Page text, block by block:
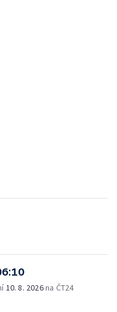
10. 8. 2026na ČT24